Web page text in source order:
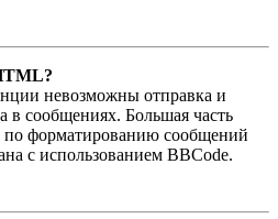
невозможны отправка и
в сообщениях. Большая часть
форматированию сообщений
с использованием BBCode.